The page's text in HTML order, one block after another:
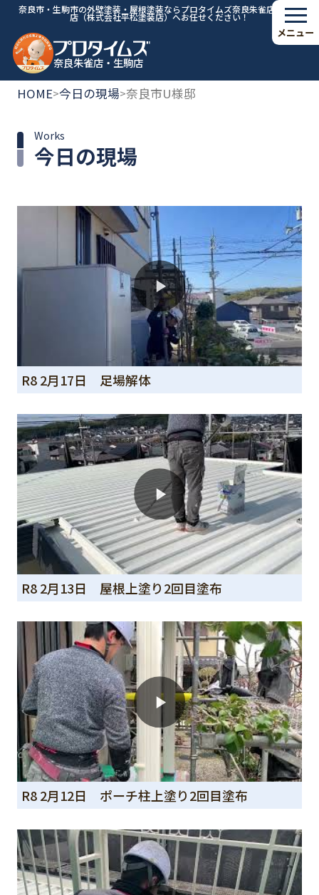
奈良市・生駒市の外壁塗装・屋根塗装ならプロタイムズ奈良朱雀店・生駒
店（株式会社平松塗装店）へお任せください！
奈良朱雀店・生駒店
メニュー
HOME>今日の現場>奈良市U様邸
今日の現場
Works
R8 2月17日 足場解体
R8 2月13日 屋根上塗り2回目塗布
R8 2月12日 ポーチ柱上塗り2回目塗布